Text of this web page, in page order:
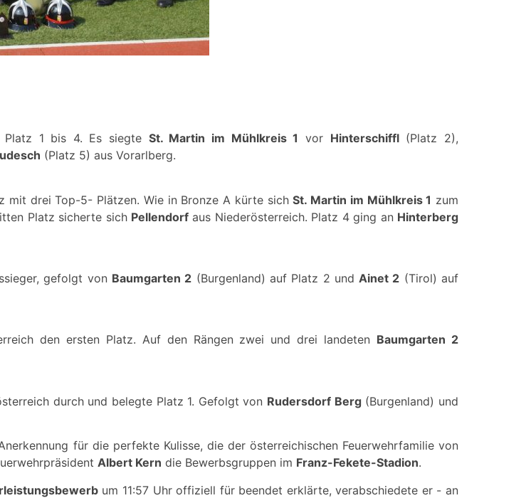
Platz 1 bis 4. Es siegte St. Martin im Mühlkreis 1 vor Hinterschiffl(Platz 2),
(Platz 5) aus Vorarlberg.
mit drei Top-5- Plätzen. Wie in Bronze A kürte sichSt. Martin im Mühlkreis 1 zum
Platz sicherte sich Pellendorf aus Niederösterreich. Platz 4 ging an Hinterberg
gefolgt von Baumgarten 2 (Burgenland) auf Platz 2 undAinet 2 (Tirol) auf
den ersten Platz. Auf den Rängen zwei und drei landeten Baumgarten 2
durch und belegte Platz 1. Gefolgt von Rudersdorf Berg(Burgenland) und
für die perfekte Kulisse, die der österreichischen Feuerwehrfamilie von
Albert Kern die Bewerbsgruppen im Franz-Fekete-Stadion.
um 11:57 Uhr offiziell für beendet erklärte, verabschiedete er - an